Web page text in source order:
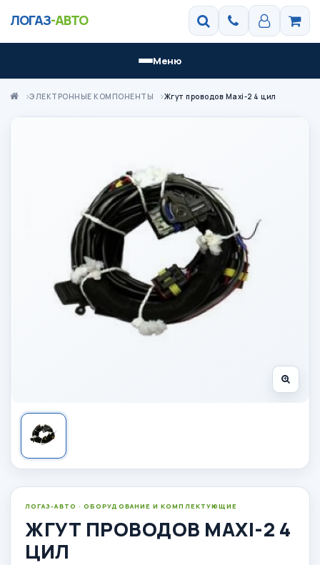
ЛОГАЗ-АВТО
Меню
ЭЛЕКТРОННЫЕ КОМПОНЕНТЫ Жгут проводов Maxi-2 4 цил
ЛОГАЗ-АВТО · ОБОРУДОВАНИЕ И КОМПЛЕКТУЮЩИЕ
ЖГУТ ПРОВОДОВ MAXI-2 4
ЦИЛ